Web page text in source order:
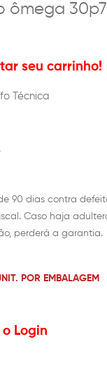
ômega 30p7
seu carrinho!
Técnica
90 dias contra
Caso haja
perderá a garantia.
POR EMBALAGEM
Login